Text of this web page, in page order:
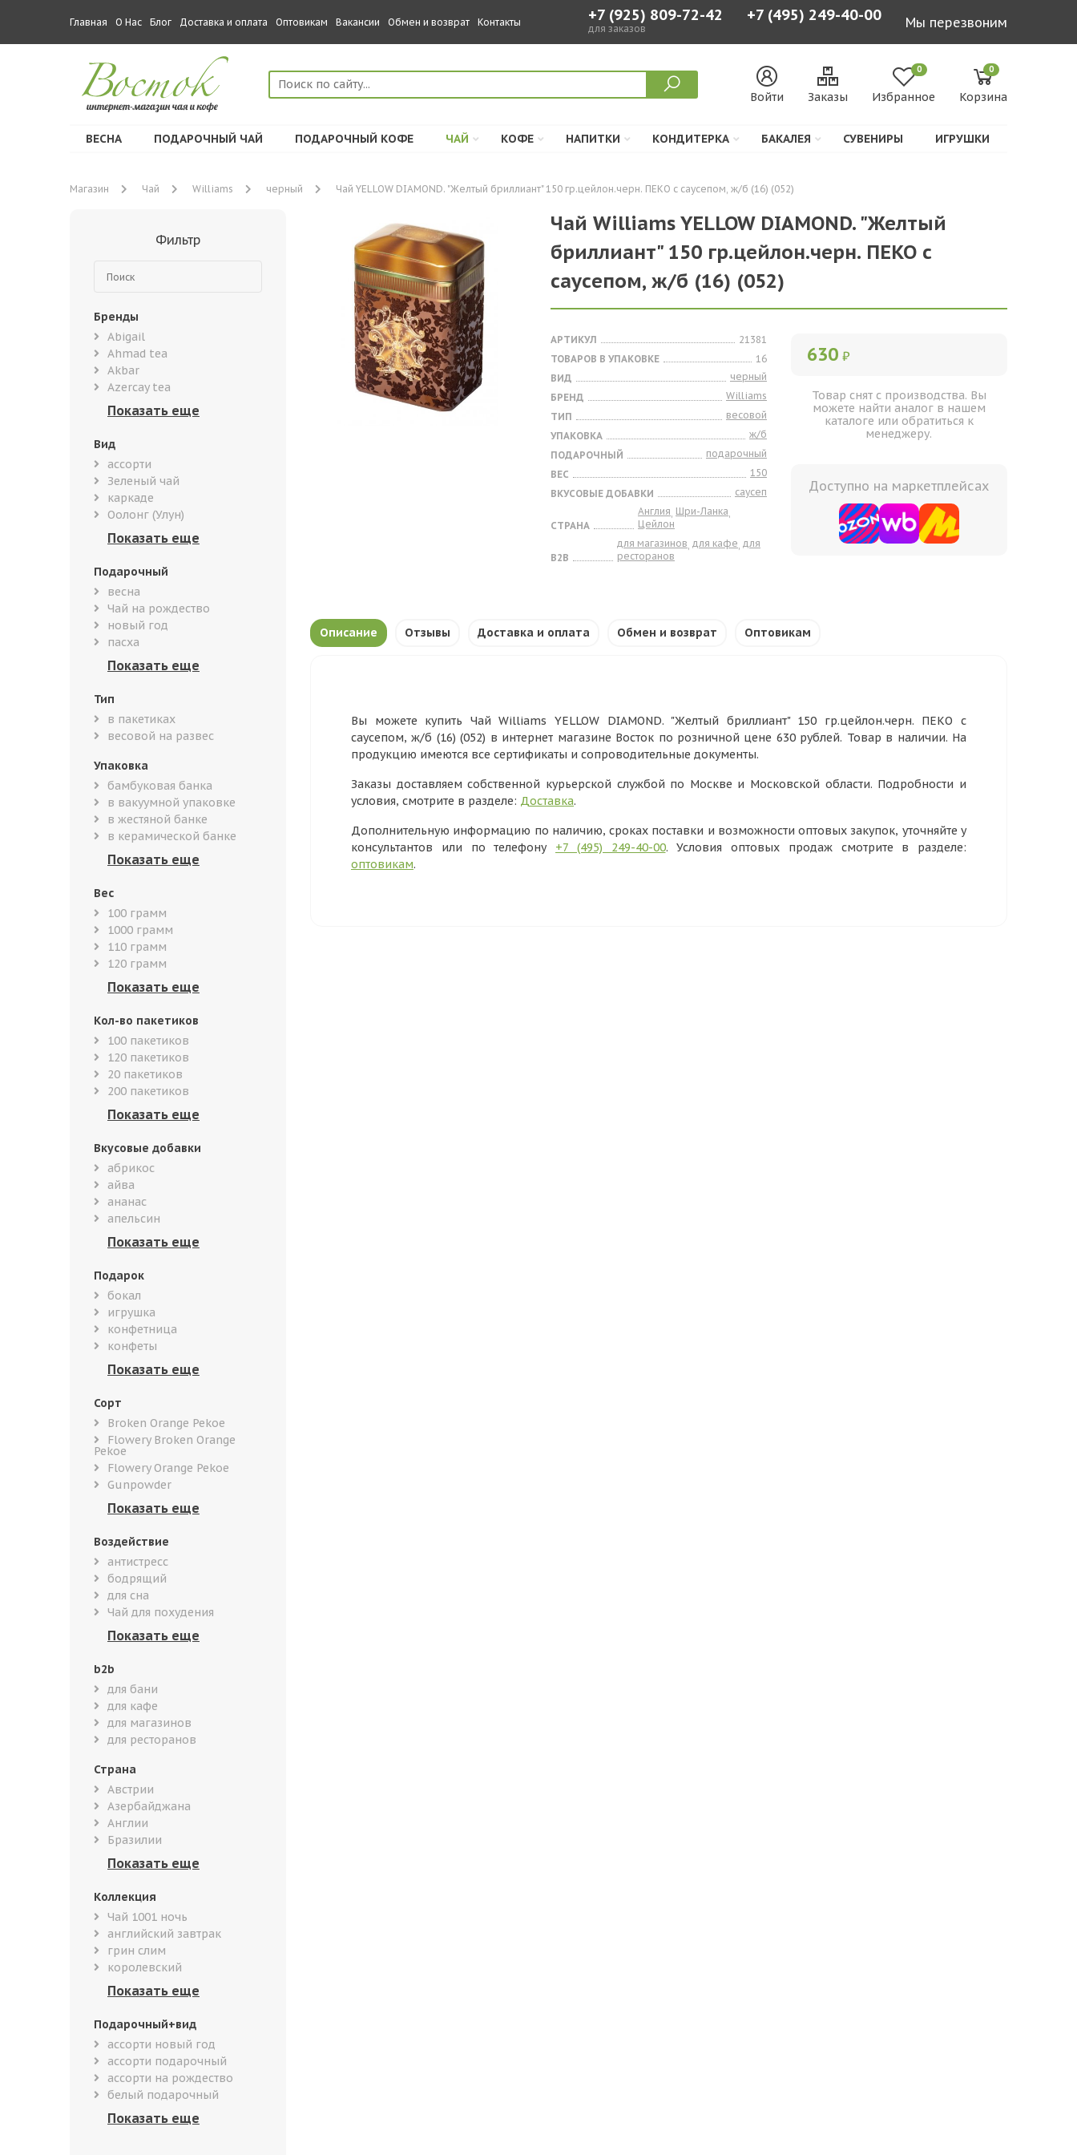
Главная О Нас Блог Доставка и оплата Оптовикам Вакансии Обмен и возврат Контакты +7 (925) 809-72-42
для заказов
+7 (495) 249-40-00 Мы перезвоним
Войти Заказы
0
Избранное
0
Корзина
ВЕСНА ПОДАРОЧНЫЙ ЧАЙ ПОДАРОЧНЫЙ КОФЕ ЧАЙ КОФЕ НАПИТКИ КОНДИТЕРКА БАКАЛЕЯ СУВЕНИРЫ ИГРУШКИ
Магазин Чай Williams черный Чай YELLOW DIAMOND. "Желтый бриллиант" 150 гр.цейлон.черн. ПЕКО с саусепом, ж/б (16) (052)
Фильтр
Бренды
Abigail
Ahmad tea
Akbar
Azercay tea
Вид
ассорти
Зеленый чай
каркаде
Оолонг (Улун)
Подарочный
весна
Чай на рождество
новый год
пасха
Тип
в пакетиках
весовой на развес
Упаковка
бамбуковая банка
в вакуумной упаковке
в жестяной банке
в керамической банке
Вес
100 грамм
1000 грамм
110 грамм
120 грамм
Кол-во пакетиков
100 пакетиков
120 пакетиков
20 пакетиков
200 пакетиков
Вкусовые добавки
абрикос
айва
ананас
апельсин
Подарок
бокал
игрушка
конфетница
конфеты
Сорт
Broken Orange Pekoe
Flowery Broken Orange
Pekoe
Flowery Orange Pekoe
Gunpowder
Воздействие
антистресс
бодрящий
для сна
Чай для похудения
b2b
для бани
для кафе
для магазинов
для ресторанов
Страна
Австрии
Азербайджана
Англии
Бразилии
Коллекция
Чай 1001 ночь
английский завтрак
грин слим
королевский
Подарочный+вид
ассорти новый год
ассорти подарочный
ассорти на рождество
белый подарочный
Чай Williams YELLOW DIAMOND. "Желтый
бриллиант" 150 гр.цейлон.черн. ПЕКО с
саусепом, ж/б (16) (052)
АРТИКУЛ
21381
ТОВАРОВ В УПАКОВКЕ
16
ВИД
черный
БРЕНД
Williams
ТИП
весовой
УПАКОВКА
ж/б
ПОДАРОЧНЫЙ
подарочный
ВЕС
150
ВКУСОВЫЕ ДОБАВКИ
саусеп
СТРАНА
Англия, Шри-Ланка,
Цейлон
B2B
для магазинов, для кафе, для
ресторанов
630 ₽
Товар снят с производства. Вы
можете найти аналог в нашем
каталоге или обратиться к
менеджеру.
Доступно на маркетплейсах
Описание Отзывы Доставка и оплата Обмен и возврат Оптовикам
Вы можете купить Чай Williams YELLOW DIAMOND. "Желтый бриллиант" 150 гр.цейлон.черн. ПЕКО с
саусепом, ж/б (16) (052) в интернет магазине Восток по розничной цене 630 рублей. Товар в наличии. На
продукцию имеются все сертификаты и сопроводительные документы.
Заказы доставляем собственной курьерской службой по Москве и Московской области. Подробности и
условия, смотрите в разделе: Доставка.
Дополнительную информацию по наличию, сроках поставки и возможности оптовых закупок, уточняйте у
консультантов или по телефону +7 (495) 249-40-00. Условия оптовых продаж смотрите в разделе:
оптовикам.